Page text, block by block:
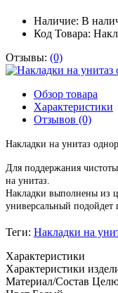
Наличие: В
Код Товара:
Отзывы: (0)
Обзор товара
Характеристики
Отзывов (0)
Накладки на унитаз
Для поддержания
на унитаз.
Накладки выполнены из
универсальный подойдет
Теги: Накладки на
Характеристики
Характеристики
Материал/Состав